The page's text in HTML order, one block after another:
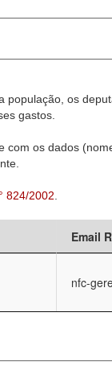
os
gastos.
os dados
824/2002
Email
nfc-